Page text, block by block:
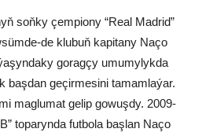
soňky çempiony “Real Madrid”
de klubuň kapitany Naço
goragçy umumylykda
başdan geçirmesini tamamlaýar.
maglumat gelip gowuşdy. 2009-
toparynda futbola başlan Naço